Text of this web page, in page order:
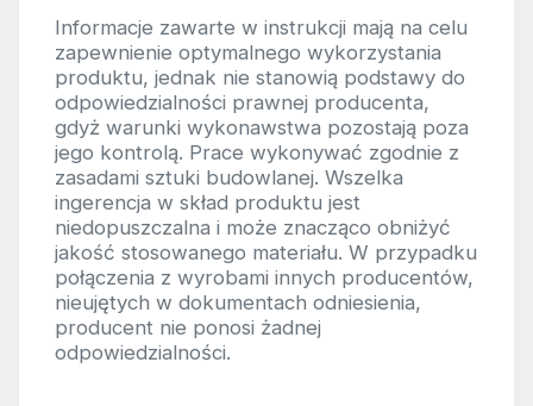
Informacje zawarte w instrukcji mają na celu
zapewnienie optymalnego wykorzystania
produktu, jednak nie stanowią podstawy do
odpowiedzialności prawnej producenta,
gdyż warunki wykonawstwa pozostają poza
jego kontrolą. Prace wykonywać zgodnie z
zasadami sztuki budowlanej. Wszelka
ingerencja w skład produktu jest
niedopuszczalna i może znacząco obniżyć
jakość stosowanego materiału. W przypadku
połączenia z wyrobami innych producentów,
nieujętych w dokumentach odniesienia,
producent nie ponosi żadnej
odpowiedzialności.